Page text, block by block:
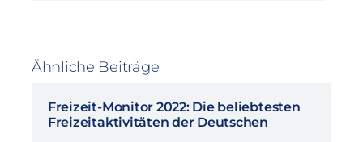
Ähnliche Beiträge
Freizeit-Monitor 2022: Die beliebtesten
Freizeitaktivitäten der Deutschen